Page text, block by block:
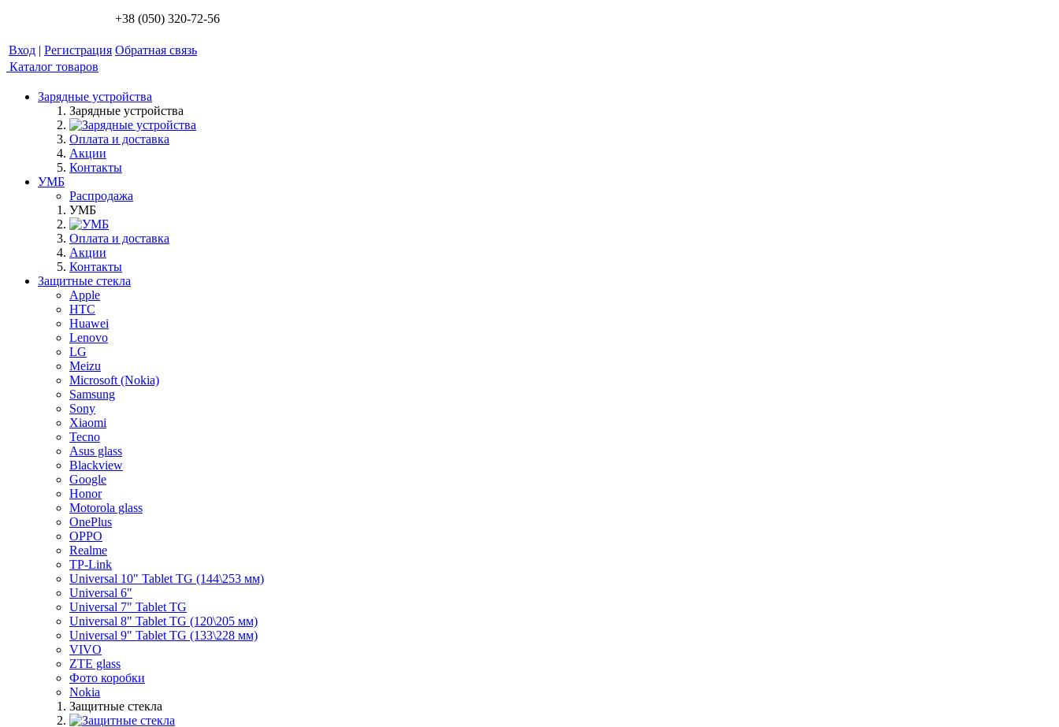
+38 (050) 320-72-56
Вход | Регистрация Обратная связь
Каталог товаров
Зарядные устройства
Зарядные устройства
Оплата и доставка
Акции
Контакты
УМБ
Распродажа
УМБ
Оплата и доставка
Акции
Контакты
Защитные стекла
Apple
HTC
Huawei
Lenovo
LG
Meizu
Microsoft (Nokia)
Samsung
Sony
Xiaomi
Tecno
Asus glass
Blackview
Google
Honor
Motorola glass
OnePlus
OPPO
Realme
TP-Link
Universal 10" Tablet TG (144\253 мм)
Universal 6"
Universal 7" Tablet TG
Universal 8" Tablet TG (120\205 мм)
Universal 9" Tablet TG (133\228 мм)
VIVO
ZTE glass
Фото коробки
Nokia
Защитные стекла